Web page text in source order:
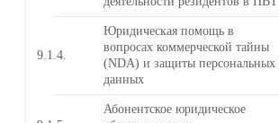
9.1.4.
Юридическая помощь в
вопросах коммерческой тайны
(NDA) и защиты персональных
данных
Абонентское юридическое